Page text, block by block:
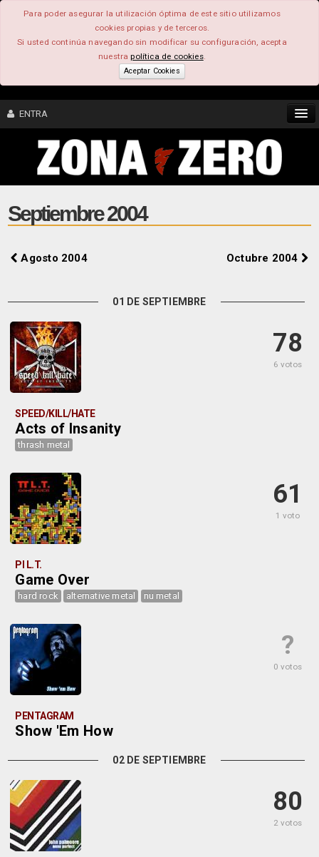
Para poder asegurar la utilización óptima de este sitio utilizamos
cookies propias y de terceros.
Si usted continúa navegando sin modificar su configuración, acepta
nuestrapolítica de cookies.
Aceptar Cookies
ENTRA
CONTENIDO
COMUNIDAD
FOROS
Septiembre 2004
Agosto 2004 Octubre 2004
01 DE SEPTIEMBRE
78
6 votos
SPEED/KILL/HATE
Acts of Insanity
thrash metal
61
1 voto
PI L.T.
Game Over
hard rock alternative metal nu metal
?
0 votos
PENTAGRAM
Show 'Em How
02 DE SEPTIEMBRE
80
2 votos